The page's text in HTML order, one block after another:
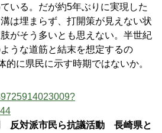
いる。だが約5年ぶりに実現した
は埋まらず、打開策が見えない状
がそう多いとも思えない。半世紀
うな道筋と結末を想定するの
的に県民に示す時期ではないか。
反対派市民ら抗議活動 長崎県と